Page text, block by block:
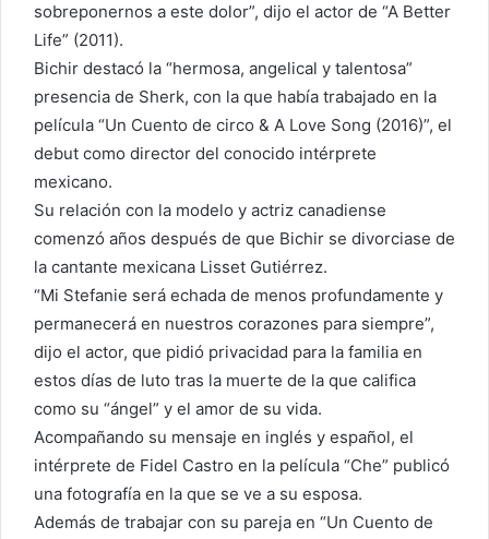
sobreponernos a este dolor”, dijo el actor de “A Better
Life” (2011).
Bichir destacó la “hermosa, angelical y talentosa”
presencia de Sherk, con la que había trabajado en la
película “Un Cuento de circo & A Love Song (2016)”, el
debut como director del conocido intérprete
mexicano.
Su relación con la modelo y actriz canadiense
comenzó años después de que Bichir se divorciase de
la cantante mexicana Lisset Gutiérrez.
“Mi Stefanie será echada de menos profundamente y
permanecerá en nuestros corazones para siempre”,
dijo el actor, que pidió privacidad para la familia en
estos días de luto tras la muerte de la que califica
como su “ángel” y el amor de su vida.
Acompañando su mensaje en inglés y español, el
intérprete de Fidel Castro en la película “Che” publicó
una fotografía en la que se ve a su esposa.
Además de trabajar con su pareja en “Un Cuento de